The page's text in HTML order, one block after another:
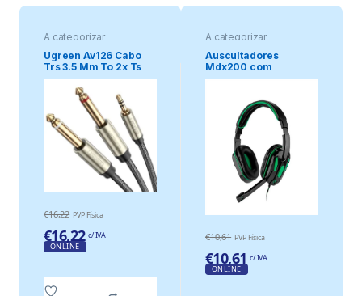
A categorizar
Ugreen Av126 Cabo
Trs 3.5 Mm To 2x Ts
6.35 Mm – .
€16,22 PVP Física
€16,22 c/ IVA
ONLINE
A categorizar
Auscultadores
Mdx200 com
Microfone Blow
€10,61 PVP Física
€10,61 c/ IVA
ONLINE